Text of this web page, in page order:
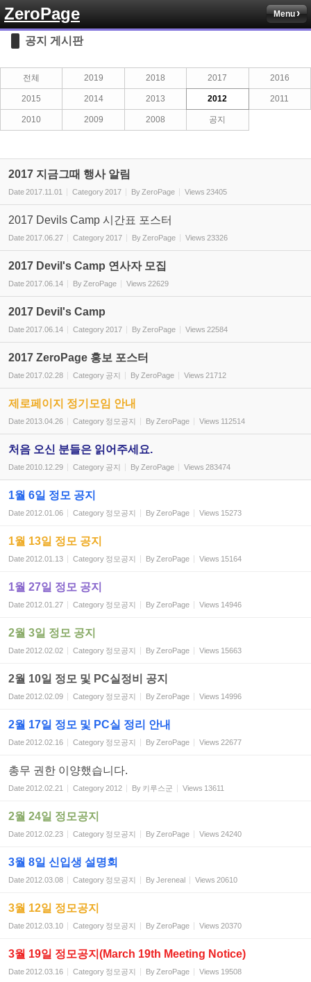
ZeroPage Menu
공지 게시판
전체 2019 2018 2017 2016
2015 2014 2013 2012 2011
2010 2009 2008 공지
2017 지금그때 행사 알림
Date2017.11.01 Category2017 By ZeroPage Views 23405
2017 Devils Camp 시간표 포스터
Date2017.06.27 Category2017 By ZeroPage Views 23326
2017 Devil's Camp 연사자 모집
Date2017.06.14 By ZeroPage Views 22629
2017 Devil's Camp
Date2017.06.14 Category2017 By ZeroPage Views 22584
2017 ZeroPage 홍보 포스터
Date2017.02.28 Category 공지 By ZeroPage Views 21712
제로페이지 정기모임 안내
Date2013.04.26 Category 정모공지 By ZeroPage Views 112514
처음 오신 분들은 읽어주세요.
Date2010.12.29 Category 공지 By ZeroPage Views 283474
1월 6일 정모 공지
Date2012.01.06 Category 정모공지 By ZeroPage Views 15273
1월 13일 정모 공지
Date2012.01.13 Category 정모공지 By ZeroPage Views 15164
1월 27일 정모 공지
Date2012.01.27 Category 정모공지 By ZeroPage Views 14946
2월 3일 정모 공지
Date2012.02.02 Category 정모공지 By ZeroPage Views 15663
2월 10일 정모 및 PC실정비 공지
Date2012.02.09 Category 정모공지 By ZeroPage Views 14996
2월 17일 정모 및 PC실 정리 안내
Date2012.02.16 Category 정모공지 By ZeroPage Views 22677
총무 권한 이양했습니다.
Date2012.02.21 Category2012 By 키루스군 Views 13611
2월 24일 정모공지
Date2012.02.23 Category 정모공지 By ZeroPage Views 24240
3월 8일 신입생 설명회
Date2012.03.08 Category 정모공지 ByJereneal Views 20610
3월 12일 정모공지
Date2012.03.10 Category 정모공지 By ZeroPage Views 20370
3월 19일 정모공지(March 19th Meeting Notice)
Date2012.03.16 Category 정모공지 By ZeroPage Views 19508
Sketchbook5, 스케치북5
Sketchbook5, 스케치북5